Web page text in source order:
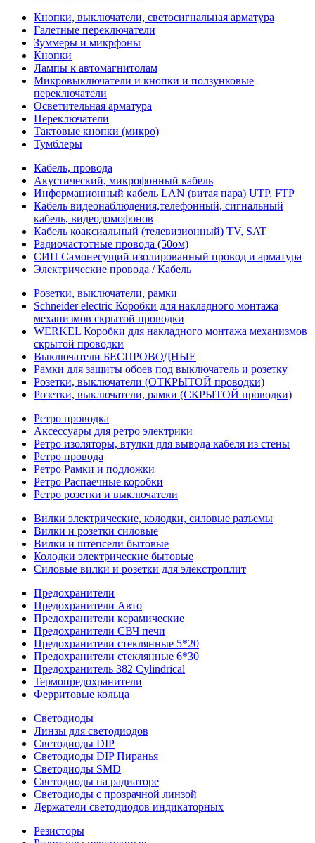
Кнопки, выключатели, светосигнальная арматура
Галетные переключатели
Зуммеры и микрфоны
Кнопки
Лампы к автомагнитолам
Микровыключатели и кнопки и ползунковые
переключатели
Осветительная арматура
Переключатели
Тактовые кнопки (микро)
Тумблеры
Кабель, провода
Акустический, микрофонный кабель
Информационный кабель LAN (витая пара) UTP, FTP
Кабель видеонаблюдения,телефонный, сигнальный
кабель, видеодомофонов
Кабель коаксиальный (телевизионный) TV, SAT
Радиочастотные провода (50ом)
СИП Самонесущий изолированный провод и арматура
Электрические провода / Кабель
Розетки, выключатели, рамки
Schneider electric Коробки для накладного монтажа
механизмов скрытой проводки
WERKEL Коробки для накладного монтажа механизмов
скрытой проводки
Выключатели БЕСПРОВОДНЫЕ
Рамки для защиты обоев под выключатель и розетку
Розетки, выключатели (ОТКРЫТОЙ проводки)
Розетки, выключатели, рамки (СКРЫТОЙ проводки)
Ретро проводка
Аксессуары для ретро электрики
Ретро изоляторы, втулки для вывода кабеля из стены
Ретро провода
Ретро Рамки и подложки
Ретро Распаечные коробки
Ретро розетки и выключатели
Вилки электрические, колодки, силовые разъемы
Вилки и розетки силовые
Вилки и штепсели бытовые
Колодки электрические бытовые
Силовые вилки и розетки для элекстроплит
Предохранители
Предохранители Авто
Предохранители керамические
Предохранители СВЧ печи
Предохранители стеклянные 5*20
Предохранители стеклянные 6*30
Предохранитель 382 Cylindrical
Термопредохранители
Ферритовые кольца
Светодиоды
Линзы для светодиодов
Светодиоды DIP
Светодиоды DIP Пиранья
Светодиоды SMD
Светодиоды на радиаторе
Светодиоды с прозрачной линзой
Держатели светодиодов индикаторных
Резисторы